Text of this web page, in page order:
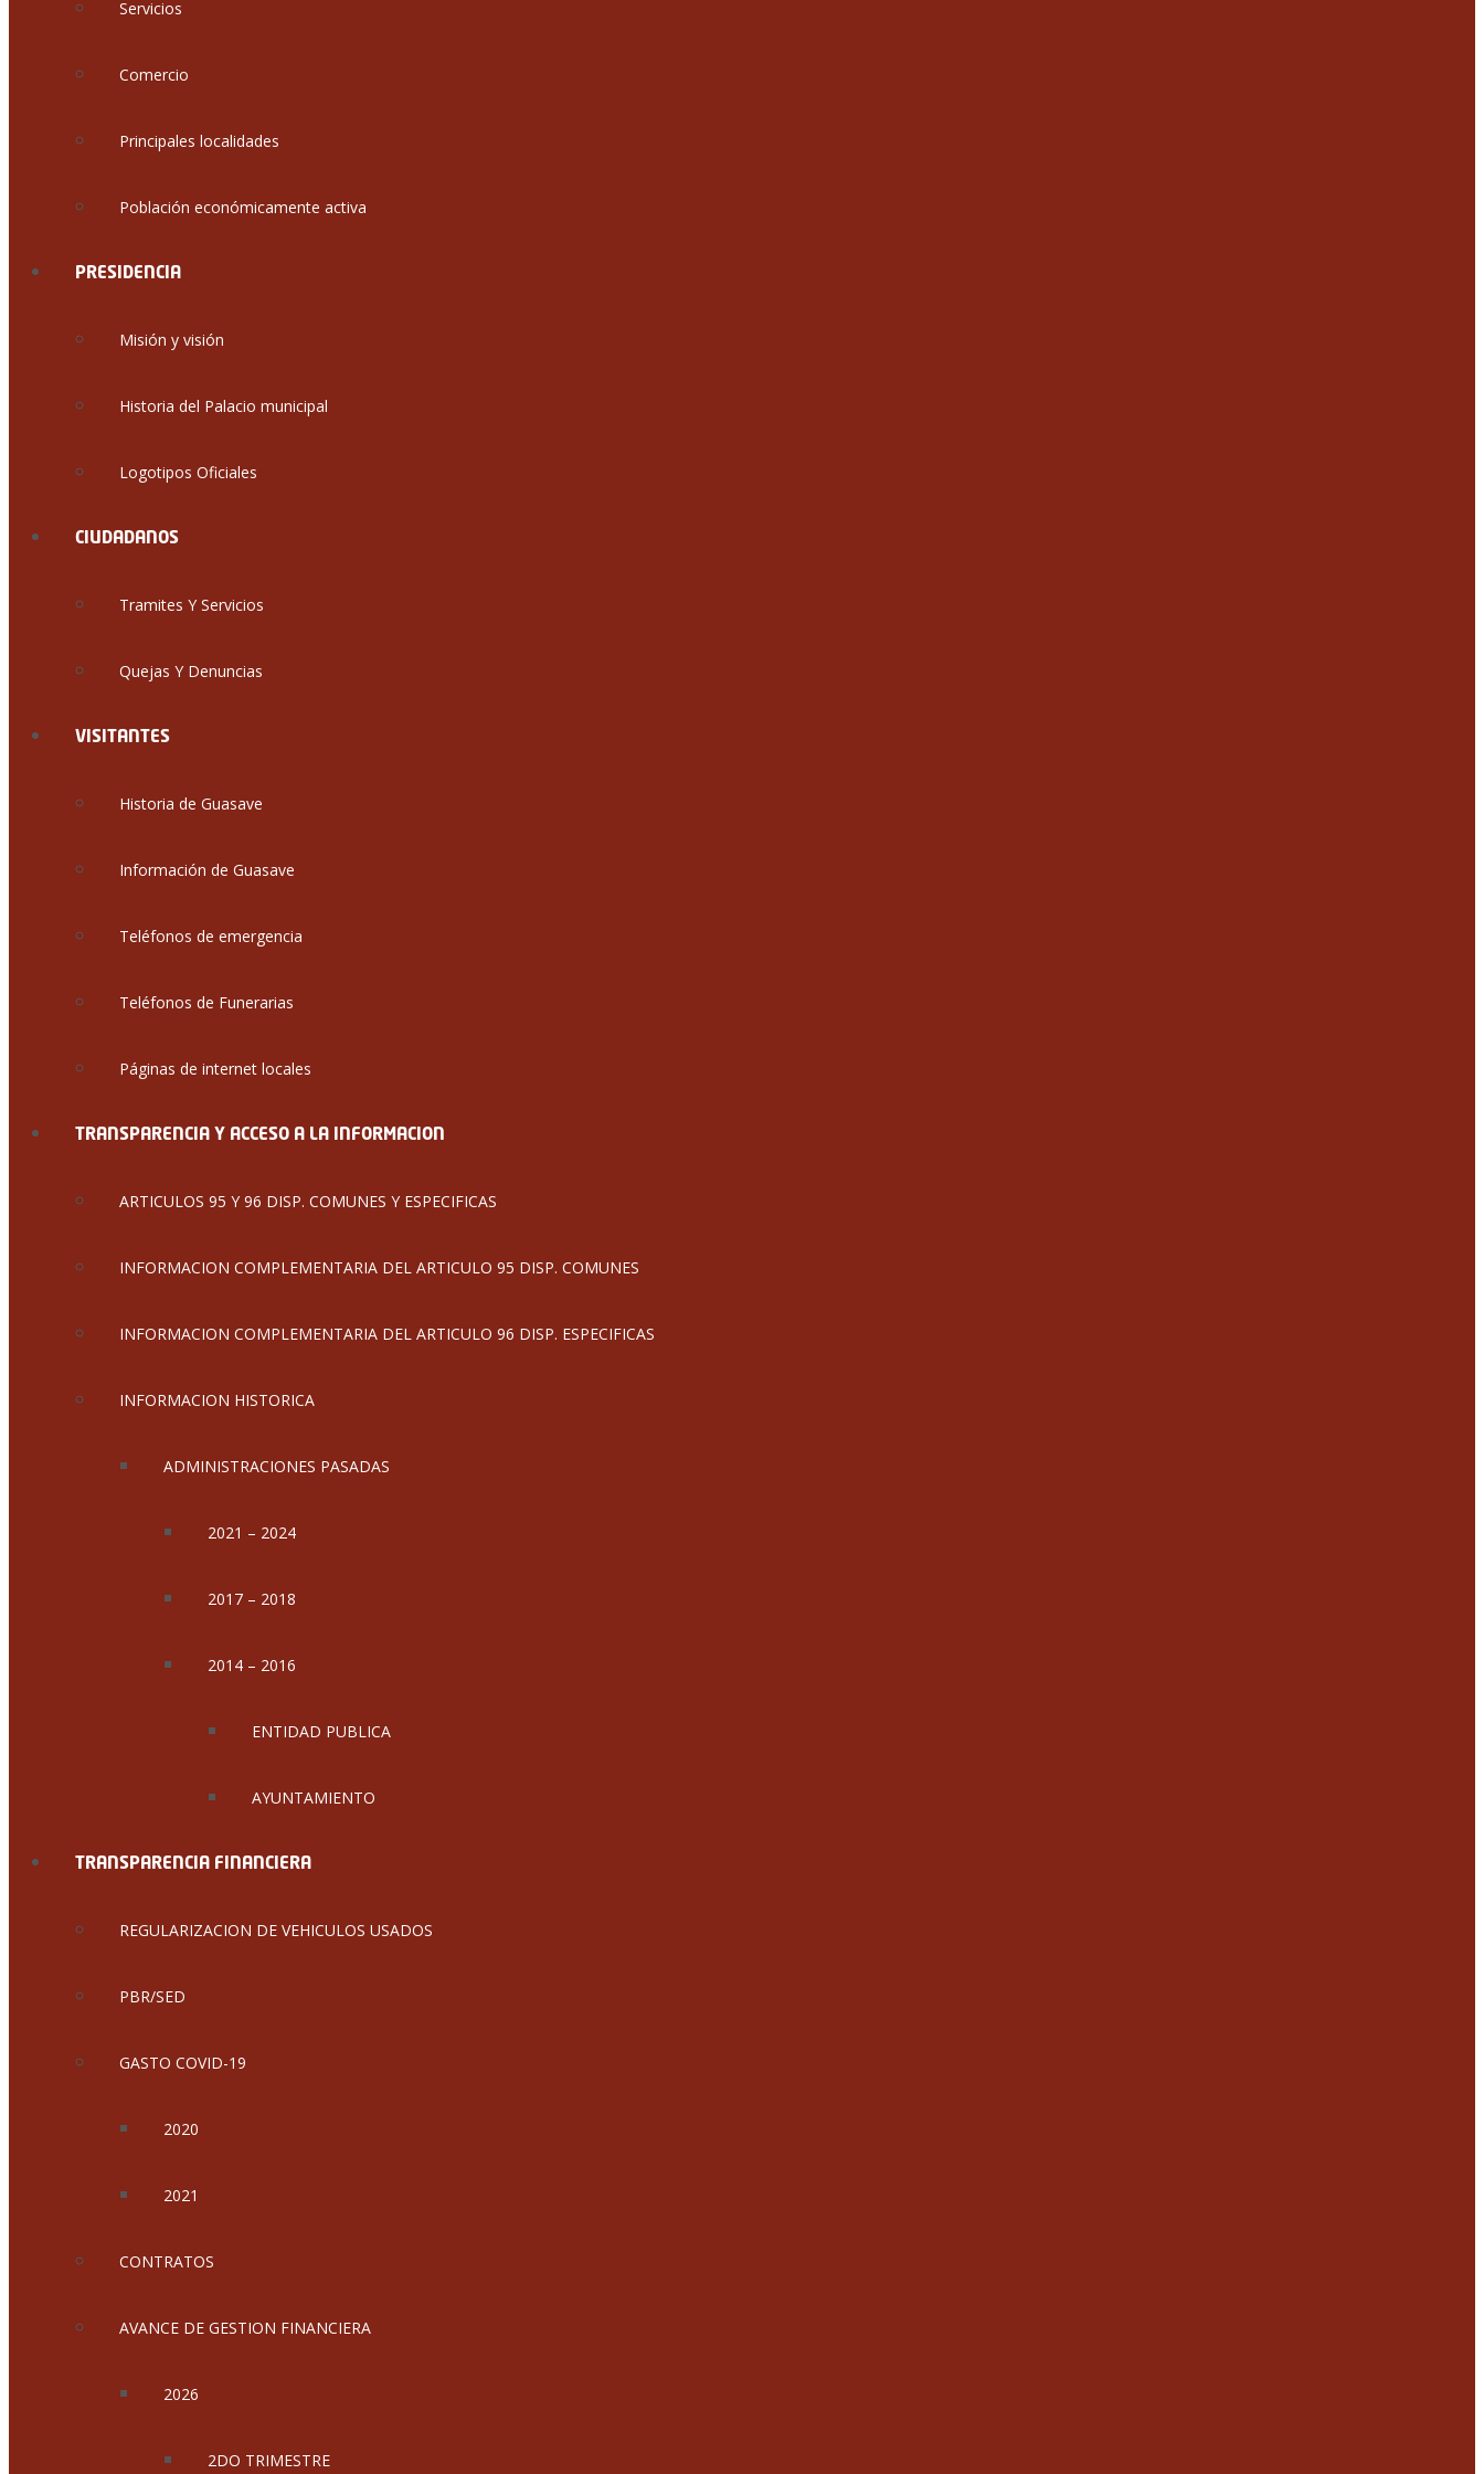
Servicios
Comercio
Principales localidades
Población económicamente activa
PRESIDENCIA
Misión y visión
Historia del Palacio municipal
Logotipos Oficiales
CIUDADANOS
Tramites Y Servicios
Quejas Y Denuncias
VISITANTES
Historia de Guasave
Información de Guasave
Teléfonos de emergencia
Teléfonos de Funerarias
Páginas de internet locales
TRANSPARENCIA Y ACCESO A LA INFORMACION
ARTICULOS 95 Y 96 DISP. COMUNES Y ESPECIFICAS
INFORMACION COMPLEMENTARIA DEL ARTICULO 95 DISP. COMUNES
INFORMACION COMPLEMENTARIA DEL ARTICULO 96 DISP. ESPECIFICAS
INFORMACION HISTORICA
ADMINISTRACIONES PASADAS
2021 – 2024
2017 – 2018
2014 – 2016
ENTIDAD PUBLICA
AYUNTAMIENTO
TRANSPARENCIA FINANCIERA
REGULARIZACION DE VEHICULOS USADOS
PBR/SED
GASTO COVID-19
2020
2021
CONTRATOS
AVANCE DE GESTION FINANCIERA
2026
2DO TRIMESTRE